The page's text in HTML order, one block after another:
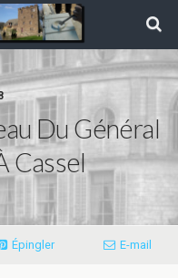
Du Général
Cassel
Épingler E-mail